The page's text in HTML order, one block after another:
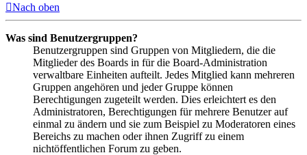
Nach oben
Was sind Benutzergruppen?
Benutzergruppen sind Gruppen von Mitgliedern, die die
Mitglieder des Boards in für die Board-Administration
verwaltbare Einheiten aufteilt. Jedes Mitglied kann mehreren
Gruppen angehören und jeder Gruppe können
Berechtigungen zugeteilt werden. Dies erleichtert es den
Administratoren, Berechtigungen für mehrere Benutzer auf
einmal zu ändern und sie zum Beispiel zu Moderatoren eines
Bereichs zu machen oder ihnen Zugriff zu einem
nichtöffentlichen Forum zu geben.